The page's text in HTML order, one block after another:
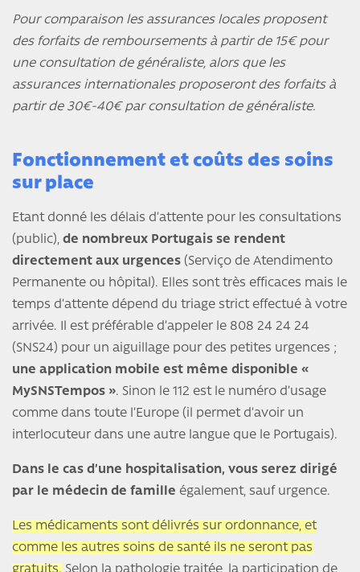
Pour comparaison les assurances locales proposent
des forfaits de remboursements à partir de 15€ pour
une consultation de généraliste, alors que les
assurances internationales proposeront des forfaits à
partir de 30€-40€ par consultation de généraliste.
Fonctionnement et coûts des soins
sur place
Etant donné les délais d’attente pour les consultations
(public), de nombreux Portugais se rendent
directement aux urgences (Serviço de Atendimento
Permanente ou hôpital). Elles sont très efficaces mais le
temps d’attente dépend du triage strict effectué à votre
arrivée. Il est préférable d’appeler le 808 24 24 24
(SNS24) pour un aiguillage pour des petites urgences ;
une application mobile est même disponible «
MySNSTempos ». Sinon le 112 est le numéro d’usage
comme dans toute l’Europe (il permet d’avoir un
interlocuteur dans une autre langue que le Portugais).
Dans le cas d’une hospitalisation, vous serez dirigé
par le médecin de famille également, sauf urgence.
Les médicaments sont délivrés sur ordonnance, et
comme les autres soins de santé ils ne seront pas